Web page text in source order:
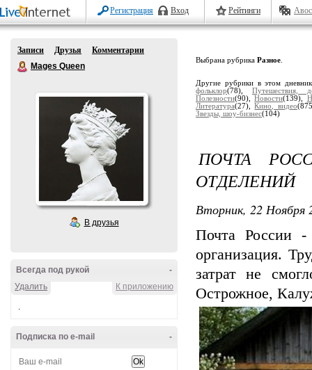
Регистрация Вход Рейтинги
Записи Друзья
Комментарии
Mages Queen
В друзья
-
Всегда под рукой
К приложению
Удалить
.
-
Подписка по e-mail
Выбрана рубрика Разное
Другие рубрики в этом
фольклор(78), Путешествия,
Полезности(90),Новости(139),
Литература(27),Кино, видео
Звезды, шоу-бизнес(104)
ПОЧТА
ОТДЕЛЕНИЙ
Вторник, 22 Ноября
Почта России -
организация.
затрат не
Острожное,